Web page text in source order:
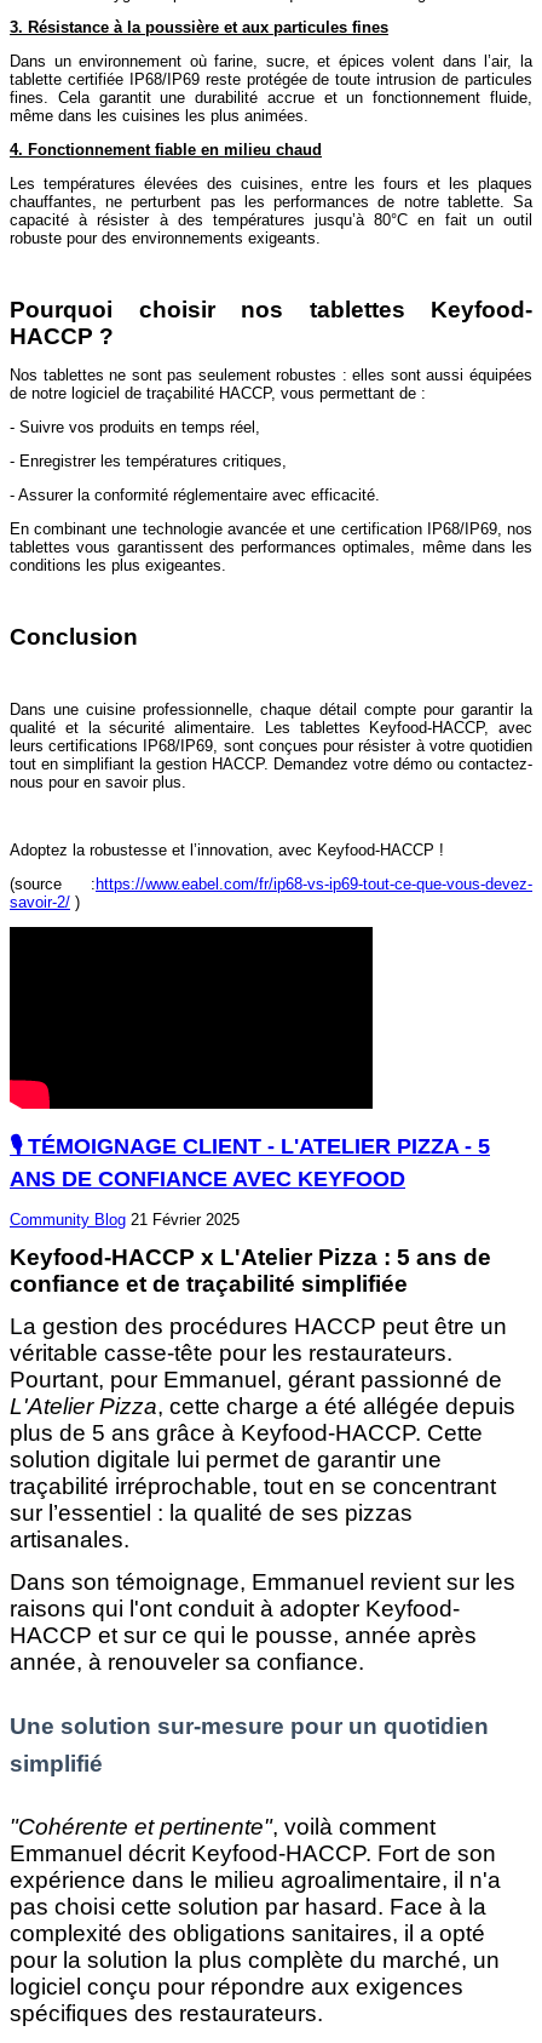
3. Résistance à la poussière et aux particules fines
Dans un environnement où farine, sucre, et épices volent dans l’air, la
tablette certifiée IP68/IP69 reste protégée de toute intrusion de particules
fines. Cela garantit une durabilité accrue et un fonctionnement fluide,
même dans les cuisines les plus animées.
4. Fonctionnement fiable en milieu chaud
Les températures élevées des cuisines, entre les fours et les plaques
chauffantes, ne perturbent pas les performances de notre tablette. Sa
capacité à résister à des températures jusqu’à 80°C en fait un outil
robuste pour des environnements exigeants.
Pourquoi choisir nos tablettes Keyfood-
HACCP ?
Nos tablettes ne sont pas seulement robustes : elles sont aussi équipées
de notre logiciel de traçabilité HACCP, vous permettant de :
- Suivre vos produits en temps réel,
- Enregistrer les températures critiques,
- Assurer la conformité réglementaire avec efficacité.
En combinant une technologie avancée et une certification IP68/IP69, nos
tablettes vous garantissent des performances optimales, même dans les
conditions les plus exigeantes.
Conclusion
Dans une cuisine professionnelle, chaque détail compte pour garantir la
qualité et la sécurité alimentaire. Les tablettes Keyfood-HACCP, avec
leurs certifications IP68/IP69, sont conçues pour résister à votre quotidien
tout en simplifiant la gestion HACCP. Demandez votre démo ou contactez-
nous pour en savoir plus.
Adoptez la robustesse et l’innovation, avec Keyfood-HACCP !
(source : https://www.eabel.com/fr/ip68-vs-ip69-tout-ce-que-vous-devez-
savoir-2/ )
🎙️ TÉMOIGNAGE CLIENT - L'ATELIER PIZZA - 5
ANS DE CONFIANCE AVEC KEYFOOD
Community Blog 21 Février 2025
Keyfood-HACCP x L'Atelier Pizza : 5 ans de
confiance et de traçabilité simplifiée
La gestion des procédures HACCP peut être un
véritable casse-tête pour les restaurateurs.
Pourtant, pour Emmanuel, gérant passionné de
L'Atelier Pizza, cette charge a été allégée depuis
plus de 5 ans grâce à Keyfood-HACCP. Cette
solution digitale lui permet de garantir une
traçabilité irréprochable, tout en se concentrant
sur l’essentiel : la qualité de ses pizzas
artisanales.
Dans son témoignage, Emmanuel revient sur les
raisons qui l'ont conduit à adopter Keyfood-
HACCP et sur ce qui le pousse, année après
année, à renouveler sa confiance.
Une solution sur-mesure pour un quotidien
simplifié
"Cohérente et pertinente", voilà comment
Emmanuel décrit Keyfood-HACCP. Fort de son
expérience dans le milieu agroalimentaire, il n'a
pas choisi cette solution par hasard. Face à la
complexité des obligations sanitaires, il a opté
pour la solution la plus complète du marché, un
logiciel conçu pour répondre aux exigences
spécifiques des restaurateurs.